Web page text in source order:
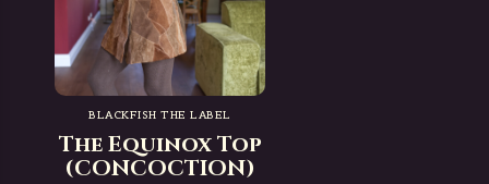
BLACKFISH THE LABEL
The Equinox Top
(CONCOCTION)